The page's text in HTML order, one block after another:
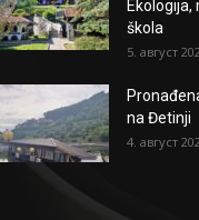
škola
5. август
na Đetinji
4. август